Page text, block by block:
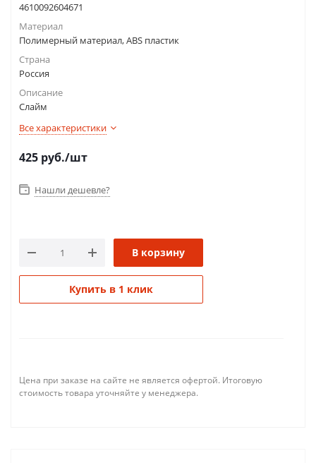
4610092604671
Материал
Полимерный материал, ABS пластик
Страна
Россия
Описание
Слайм
Все характеристики
425 руб./шт
Нашли дешевле?
В корзину
Купить в 1 клик
Цена при заказе на сайте не является офертой. Итоговую
стоимость товара уточняйте у менеджера.